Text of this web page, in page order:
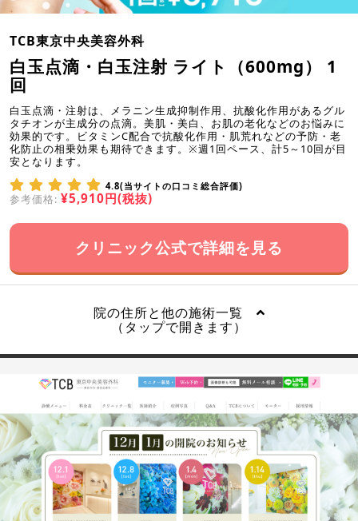
TCB東京中央美容外科
白玉点滴・白玉注射 ライト（600mg） 1
回
白玉点滴・注射は、メラニン生成抑制作用、抗酸化作用があるグル
タチオンが主成分の点滴。美肌・美白、お肌の老化などのお悩みに
効果的です。ビタミンC配合で抗酸化作用・肌荒れなどの予防・老
化防止の相乗効果も期待できます。※週1回ペース、計5～10回が目
安となります。
4.8(当サイトの口コミ総合評価)
参考価格: ¥5,910円(税抜)
クリニック公式で詳細を見る
院の住所と他の施術一覧
（タップで開きます）